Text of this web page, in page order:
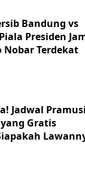
Bandung vs
Presiden
Nobar Terdekat
Jadwal
Gratis